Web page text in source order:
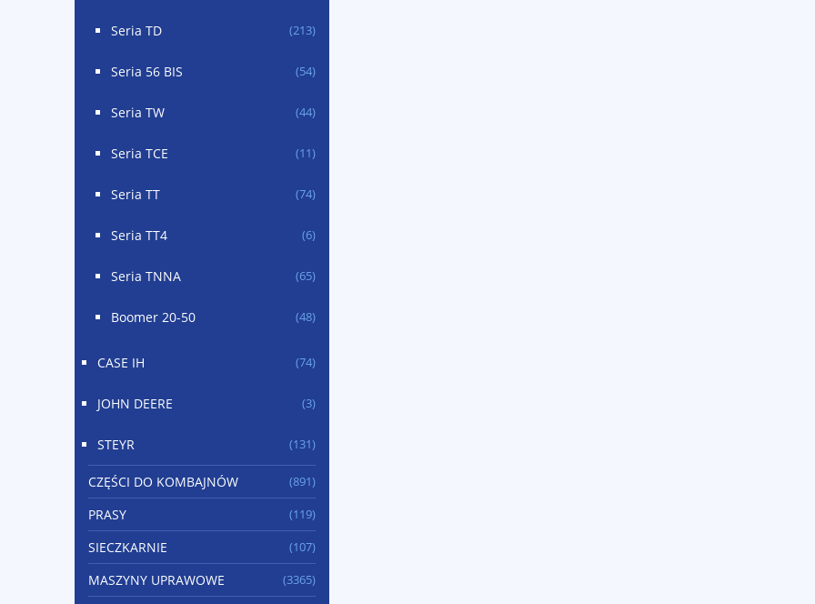
Seria TD (213)
Seria 56 BIS (54)
Seria TW (44)
Seria TCE (11)
Seria TT (74)
Seria TT4 (6)
Seria TNNA (65)
Boomer 20-50 (48)
CASE IH (74)
JOHN DEERE (3)
STEYR (131)
CZĘŚCI DO KOMBAJNÓW (891)
PRASY (119)
SIECZKARNIE (107)
MASZYNY UPRAWOWE (3365)